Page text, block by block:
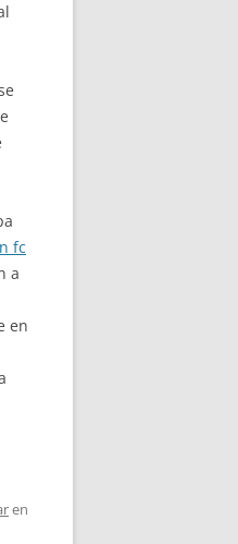
fc
a
en
en